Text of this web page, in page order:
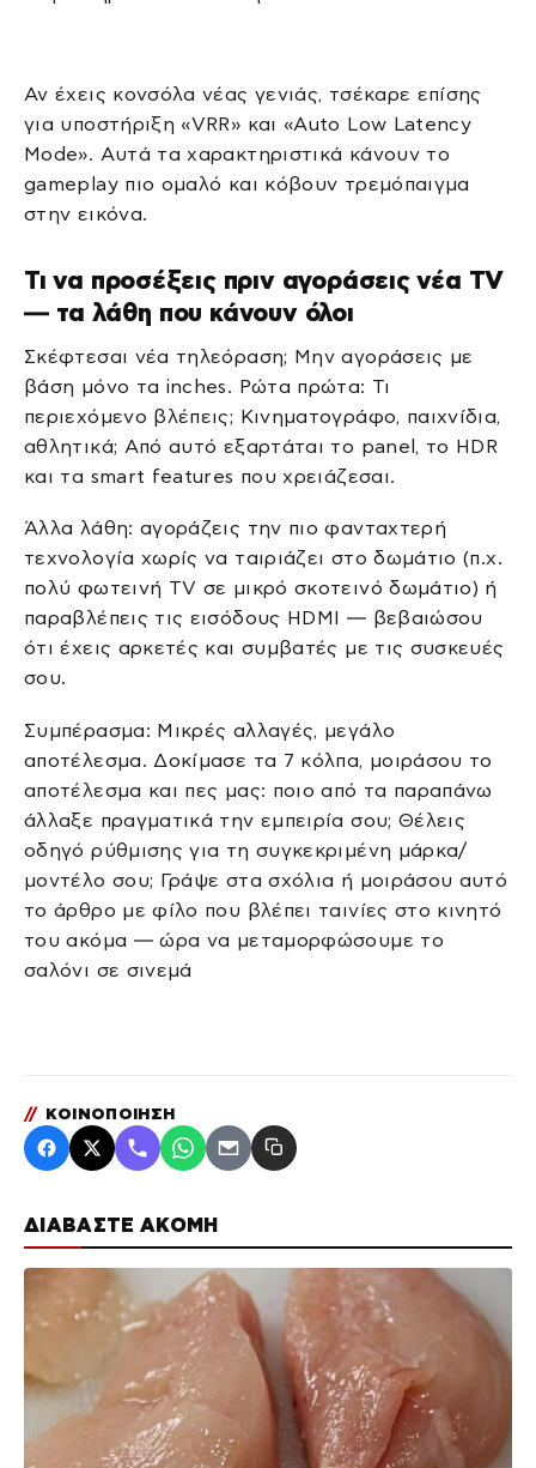
ΔΙΑΒΑΣΤΕ ΑΚΟΜΗ
Αν έχεις κονσόλα νέας γενιάς, τσέκαρε επίσης
για υποστήριξη «VRR» και «Auto Low Latency
Mode». Αυτά τα χαρακτηριστικά κάνουν το
gameplay πιο ομαλό και κόβουν τρεμόπαιγμα
στην εικόνα.
Τι να προσέξεις πριν αγοράσεις νέα TV
— τα λάθη που κάνουν όλοι
Σκέφτεσαι νέα τηλεόραση; Μην αγοράσεις με
βάση μόνο τα inches. Ρώτα πρώτα: Τι
περιεχόμενο βλέπεις; Κινηματογράφο, παιχνίδια,
αθλητικά; Από αυτό εξαρτάται το panel, το HDR
και τα smart features που χρειάζεσαι.
Άλλα λάθη: αγοράζεις την πιο φανταχτερή
τεχνολογία χωρίς να ταιριάζει στο δωμάτιο (π.χ.
πολύ φωτεινή TV σε μικρό σκοτεινό δωμάτιο) ή
παραβλέπεις τις εισόδους HDMI — βεβαιώσου
ότι έχεις αρκετές και συμβατές με τις συσκευές
σου.
Συμπέρασμα: Μικρές αλλαγές, μεγάλο
αποτέλεσμα. Δοκίμασε τα 7 κόλπα, μοιράσου το
αποτέλεσμα και πες μας: ποιο από τα παραπάνω
άλλαξε πραγματικά την εμπειρία σου; Θέλεις
οδηγό ρύθμισης για τη συγκεκριμένη μάρκα/
μοντέλο σου; Γράψε στα σχόλια ή μοιράσου αυτό
το άρθρο με φίλο που βλέπει ταινίες στο κινητό
του ακόμα — ώρα να μεταμορφώσουμε το
σαλόνι σε σινεμά
// ΚΟΙΝΟΠΟΙΗΣΗ